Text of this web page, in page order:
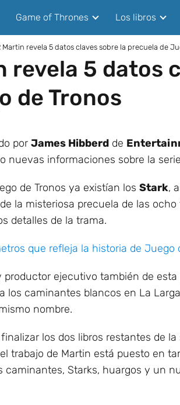
Game of Thrones Los libros
Martin revela 5 datos claves sobre la precuela de
revela 5 datos
de Tronos
por James Hibberd de
nuevas informaciones sobre la
de Tronos ya existían los Stark,
la misteriosa precuela de las
detalles de la trama.
que refleja la historia de Juego
ejecutivo también de
los caminantes blancos en La
nombre.
los dos libros restantes de
trabajo de Martin está puesto en
Starks, huargos y un